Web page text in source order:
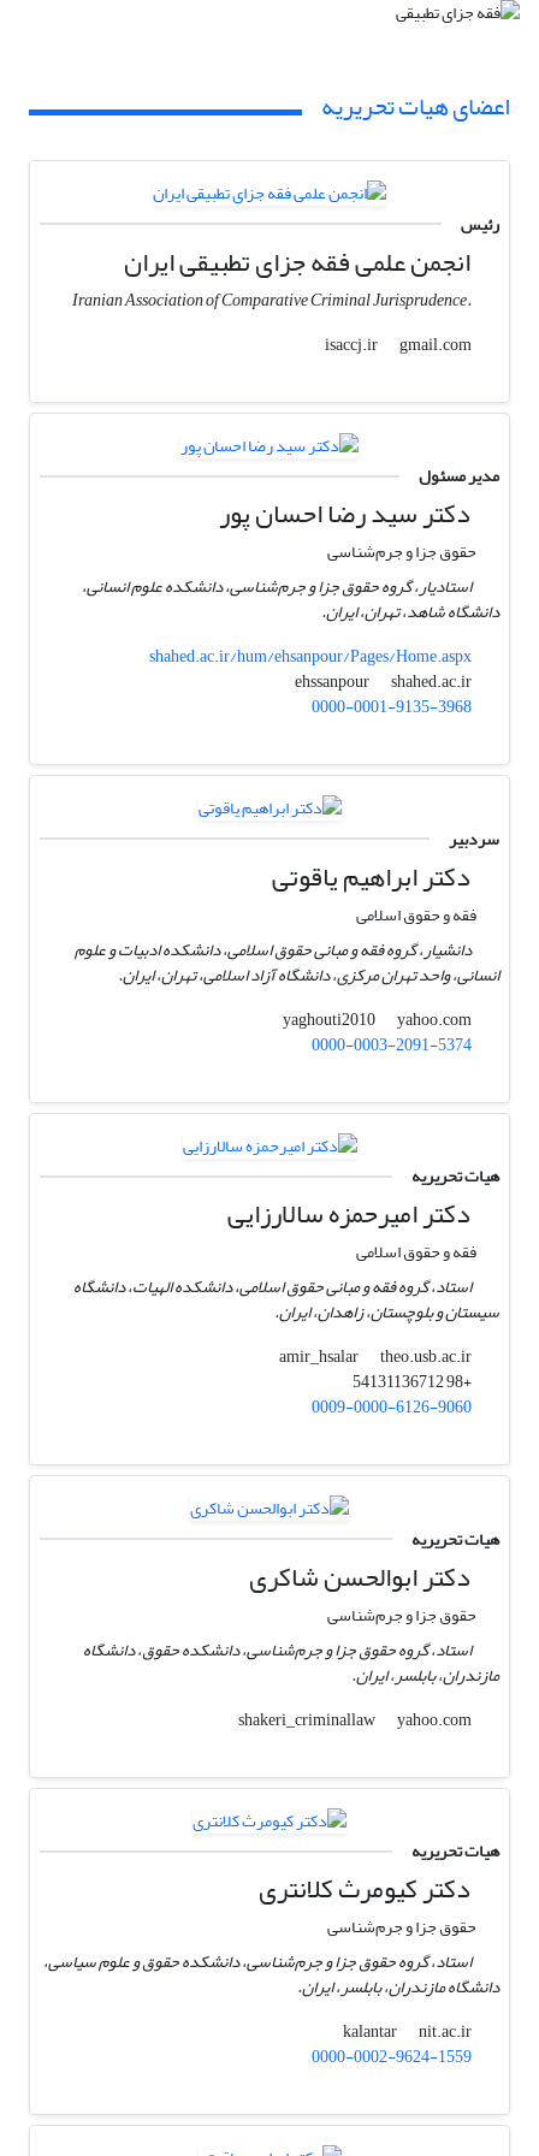
اعضای هیات تحریریه
رئیس
انجمن علمی فقه جزای تطبیقی ایران
.Iranian Association of Comparative Criminal Jurisprudence
isaccj.ir
gmail.com
مدیر مسئول
دکتر سید رضا احسان پور
حقوق جزا و جرم‌شناسی
استادیار، گروه حقوق جزا و جرم‌شناسی، دانشکده علوم انسانی،
دانشگاه شاهد، تهران، ایران.
shahed.ac.ir/hum/ehsanpour/Pages/Home.aspx
ehssanpour
shahed.ac.ir
0000-0001-9135-3968
سردبیر
دکتر ابراهیم یاقوتی
فقه و حقوق اسلامی
دانشیار، گروه فقه و مبانی حقوق اسلامی، دانشکده ادبیات و علوم
انسانی، واحد تهران مرکزی، دانشگاه آزاد اسلامی، تهران، ایران.
yaghouti2010
yahoo.com
0000-0003-2091-5374
هیات تحریریه
دکتر امیرحمزه سالارزایی
فقه و حقوق اسلامی
استاد، گروه فقه و مبانی حقوق اسلامی، دانشکده الهیات، دانشگاه
سیستان و بلوچستان، زاهدان، ایران.
amir_hsalar
theo.usb.ac.ir
+98 54131136712
0009-0000-6126-9060
هیات تحریریه
دکتر ابوالحسن شاکری
حقوق جزا و جرم‌شناسی
استاد، گروه حقوق جزا و جرم‌شناسی، دانشکده حقوق، دانشگاه
مازندران، بابلسر، ایران.
shakeri_criminallaw
yahoo.com
هیات تحریریه
دکتر کیومرث کلانتری
حقوق جزا و جرم‌شناسی
استاد، گروه حقوق جزا و جرم‌شناسی، دانشکده حقوق و علوم سیاسی،
دانشگاه مازندران، بابلسر، ایران.
kalantar
nit.ac.ir
0000-0002-9624-1559